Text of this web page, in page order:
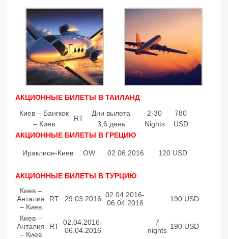
АКЦИОННЫЕ БИЛЕТЫ В ТАИЛАНД
Киев – Бангкок
– Киев
RT
Дни вылета
3,6 день
2-30
Nights
780
USD
АКЦИОННЫЕ БИЛЕТЫ В ГРЕЦИЮ
Ираклион-Киев OW 02.06.2016 120 USD
АКЦИОННЫЕ БИЛЕТЫ В ТУРЦИЮ
Киев –
Анталия
– Киев
RT 29.03.2016 02.04.2016-
06.04.2016
190 USD
Киев –
Анталия
– Киев
RT 02.04.2016-
06.04.2016
7
nights 190 USD